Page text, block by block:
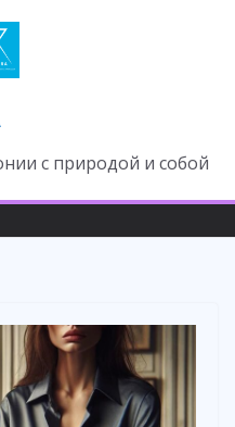
с природой и собой